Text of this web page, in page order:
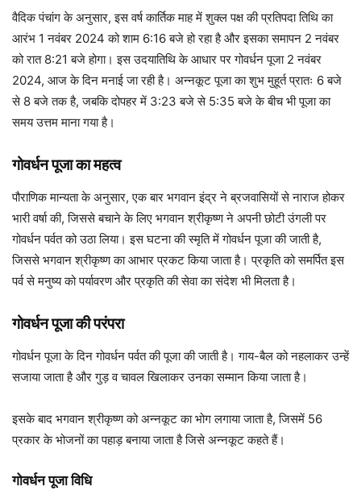
वैदिक पंचांग के अनुसार, इस वर्ष कार्तिक माह में शुक्ल पक्ष की प्रतिपदा तिथि का
आरंभ 1 नवंबर 2024 को शाम 6:16 बजे हो रहा है और इसका समापन 2 नवंबर
को रात 8:21 बजे होगा। इस उदयातिथि के आधार पर गोवर्धन पूजा 2 नवंबर
2024, आज के दिन मनाई जा रही है। अन्नकूट पूजा का शुभ मुहूर्त प्रातः 6 बजे
से 8 बजे तक है, जबकि दोपहर में 3:23 बजे से 5:35 बजे के बीच भी पूजा का
समय उत्तम माना गया है।
गोवर्धन पूजा का महत्व
पौराणिक मान्यता के अनुसार, एक बार भगवान इंद्र ने ब्रजवासियों से नाराज होकर
भारी वर्षा की, जिससे बचाने के लिए भगवान श्रीकृष्ण ने अपनी छोटी उंगली पर
गोवर्धन पर्वत को उठा लिया। इस घटना की स्मृति में गोवर्धन पूजा की जाती है,
जिससे भगवान श्रीकृष्ण का आभार प्रकट किया जाता है। प्रकृति को समर्पित इस
पर्व से मनुष्य को पर्यावरण और प्रकृति की सेवा का संदेश भी मिलता है।
गोवर्धन पूजा की परंपरा
गोवर्धन पूजा के दिन गोवर्धन पर्वत की पूजा की जाती है। गाय-बैल को नहलाकर उन्हें
सजाया जाता है और गुड़ व चावल खिलाकर उनका सम्मान किया जाता है।
इसके बाद भगवान श्रीकृष्ण को अन्नकूट का भोग लगाया जाता है, जिसमें 56
प्रकार के भोजनों का पहाड़ बनाया जाता है जिसे अन्नकूट कहते हैं।
गोवर्धन पूजा विधि